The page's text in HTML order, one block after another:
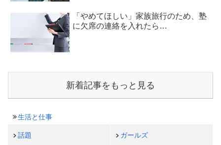
「やめてほしい」家族旅行のため、塾
に欠席の連絡を入れたら…
新着記事をもっと見る
生活と仕事
話題 ガールズ